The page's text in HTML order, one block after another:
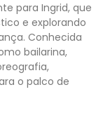
para Ingrid, que
e explorando
Conhecida
bailarina,
o palco de